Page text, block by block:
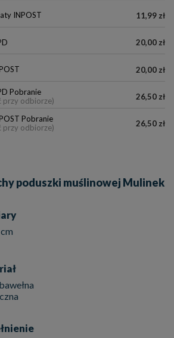
INPOST 11,99 zł
20,00 zł
20,00 zł
Pobranie
przy odbiorze)
26,50 zł
Pobranie
przy odbiorze)
26,50 zł
poduszki muślinowej Mulinek